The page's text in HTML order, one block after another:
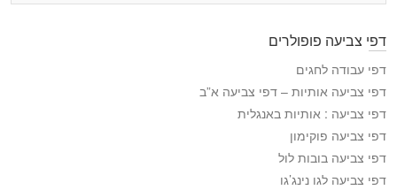
י
ה
צ
י
ע
ה
דפי צביעה פופולרים
דפי עבודה לחגים
דפי צביעה אותיות – דפי צביעה א”ב
דפי צביעה : אותיות באנגלית
דפי צביעה פוקימון
דפי צביעה בובות לול
דפי צביעה לגו נינג’גו